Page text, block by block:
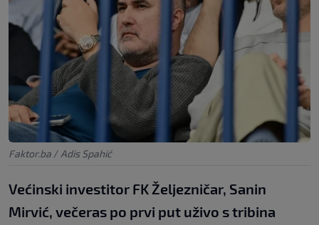
Faktor.ba / Adis Spahić
Većinski investitor FK Željezničar, Sanin
Mirvić, večeras po prvi put uživo s tribina